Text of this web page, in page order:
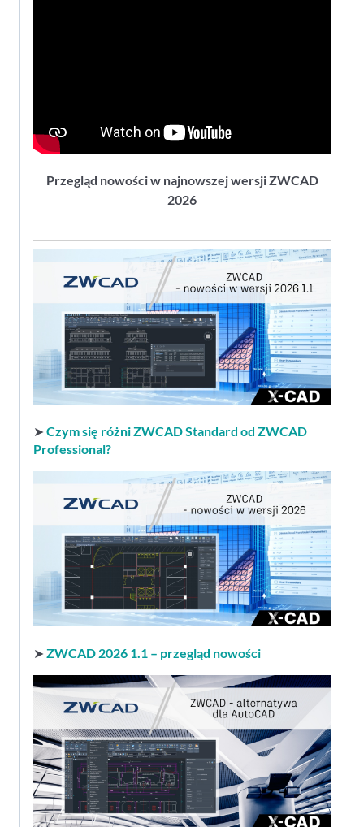
Przegląd nowości w najnowszej wersji ZWCAD
2026
➤ Czym się różni ZWCAD Standard od ZWCAD
Professional?
➤ ZWCAD 2026 1.1 – przegląd nowości